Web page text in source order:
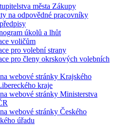
města Zákupy
na odpovědné pracovníky
úkolů a lhůt
voličům
pro volební strany
pro členy okrskových volebních
webové stránky Krajského
kraje
webové stránky Ministerstva
webové stránky Českého
úřadu